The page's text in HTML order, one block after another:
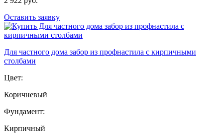
Оставить заявку
Для частного дома забор из профнастила с кирпичными
столбами
Цвет:
Коричневый
Фундамент:
Кирпичный